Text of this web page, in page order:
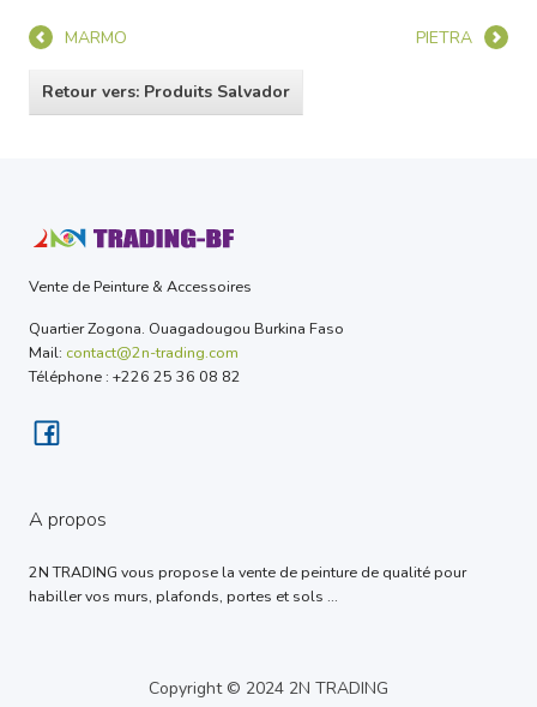
PIETRA
MARMO
Retour vers: Produits Salvador
Vente de Peinture & Accessoires
Quartier Zogona. Ouagadougou Burkina Faso
Mail: contact@2n-trading.com
Téléphone : +226 25 36 08 82
A propos
2N TRADING vous propose la vente de peinture de qualité pour
habiller vos murs, plafonds, portes et sols ...
Copyright © 2024 2N TRADING